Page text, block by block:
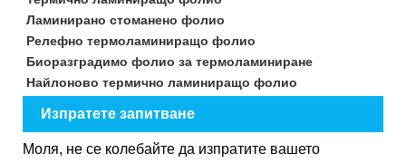
Ламинирано стоманено фолио
Релефно термоламиниращо фолио
Биоразградимо фолио за термоламиниране
Найлоново термично ламиниращо фолио
Изпратете запитване
Моля, не се колебайте да изпратите вашето